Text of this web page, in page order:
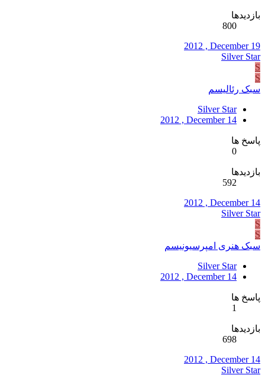
بازدیدها
800
2012 , December 19
Silver Star
S
S
سبک رئالیسم
Silver Star
2012 , December 14
پاسخ ها
0
بازدیدها
592
2012 , December 14
Silver Star
S
S
سبک هنری امپرسیونیسم
Silver Star
2012 , December 14
پاسخ ها
1
بازدیدها
698
2012 , December 14
Silver Star